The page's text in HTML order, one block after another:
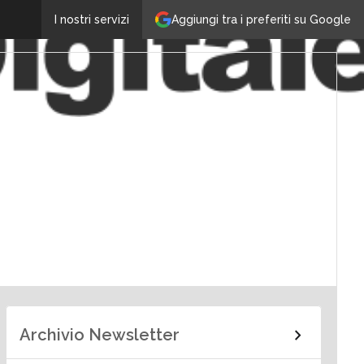
Aggiungi tra i preferiti su Google
I nostri servizi
Archivio Newsletter